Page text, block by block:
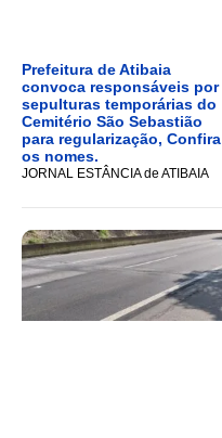
Prefeitura de Atibaia
convoca responsáveis por
sepulturas temporárias do
Cemitério São Sebastião
para regularização, Confira
os nomes.
JORNAL ESTÂNCIA de ATIBAIA